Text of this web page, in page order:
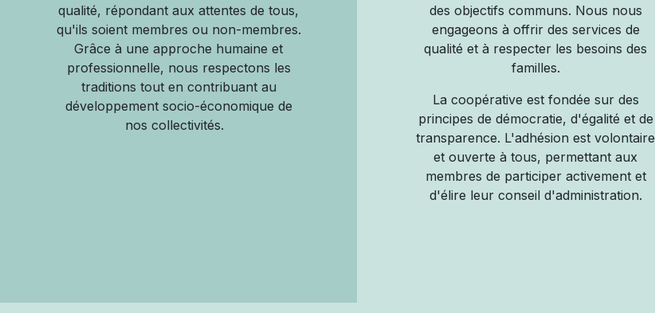
qualité, répondant aux attentes de tous,
qu'ils soient membres ou non-membres.
Grâce à une approche humaine et
professionnelle, nous respectons les
traditions tout en contribuant au
développement socio-économique de
nos collectivités.
des objectifs communs. Nous nous
engageons à offrir des services de
qualité et à respecter les besoins des
familles.
La coopérative est fondée sur des
principes de démocratie, d'égalité et de
transparence. L'adhésion est volontaire
et ouverte à tous, permettant aux
membres de participer activement et
d'élire leur conseil d'administration.